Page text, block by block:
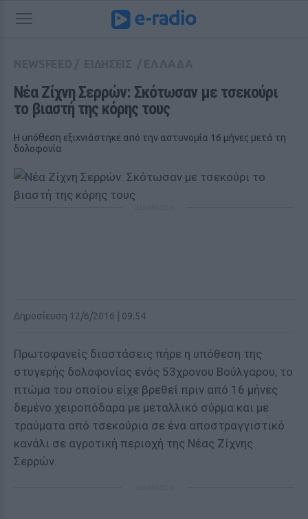
Νέα Ζίχνη Σερρών: Σκότωσαν με τσεκούρι
το βιαστή της κόρης τους
Η υπόθεση εξιχνιάστηκε από την αστυνομία 16 μήνες μετά τη
δολοφονία
Δημοσίευση 12/6/2016 | 09:54
Πρωτοφανείς διαστάσεις πήρε η υπόθεση της
στυγερής δολοφονίας ενός 53χρονου Βούλγαρου, το
πτώμα του οποίου είχε βρεθεί πριν από 16 μήνες
δεμένο χειροπόδαρα με μεταλλικό σύρμα και με
τραύματα από τσεκούρια σε ένα αποστραγγιστικό
κανάλι σε αγροτική περιοχή της Νέας Ζίχνης
Σερρών.